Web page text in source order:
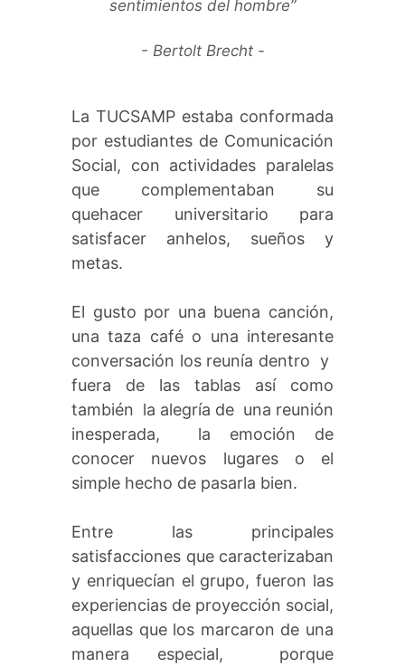
sentimientos del hombre”
- Bertolt Brecht -
La TUCSAMP estaba conformada
por estudiantes de Comunicación
Social, con actividades paralelas
que complementaban su
quehacer universitario para
satisfacer anhelos, sueños y
metas.
El gusto por una buena canción,
una taza café o una interesante
conversación los reunía dentro y
fuera de las tablas así como
también la alegría de una reunión
inesperada, la emoción de
conocer nuevos lugares o el
simple hecho de pasarla bien.
Entre las principales
satisfacciones que caracterizaban
y enriquecían el grupo, fueron las
experiencias de proyección social,
aquellas que los marcaron de una
manera especial, porque